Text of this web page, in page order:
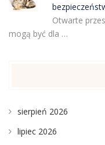
Otwarte
mogą być dla …
sierpień 2026
lipiec 2026